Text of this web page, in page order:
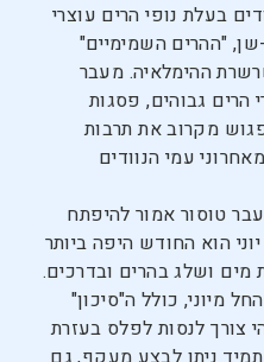
בעלת נופי הרים עוצרי
"ההרים השמימיים"
ההימלאיה. מעבר
הרים גבוהים, פסגות
מקרוב את תרבות
עמי הנוודים
טוסור אמור להיפתח
הוא החודש היפה ביותר
מים ושלג בהרים ובדרכים.
מיוני, כולל ה"סיכון"
צורך לנסות לפלס בעזרת